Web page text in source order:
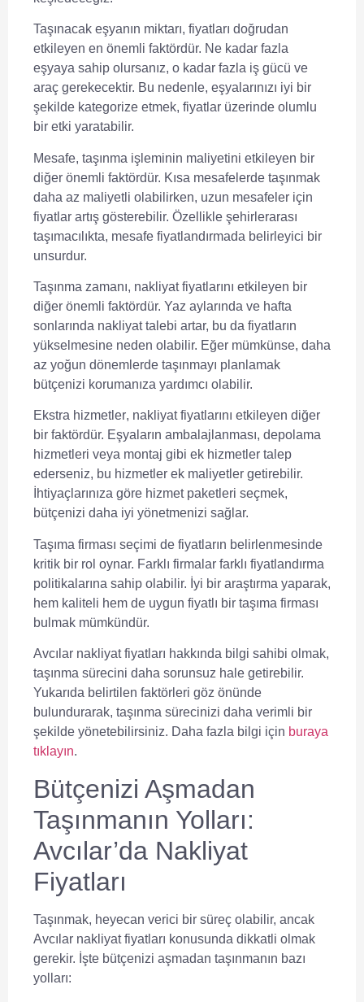
Taşınacak eşyanın miktarı, fiyatları doğrudan
etkileyen en önemli faktördür. Ne kadar fazla
eşyaya sahip olursanız, o kadar fazla iş gücü ve
araç gerekecektir. Bu nedenle, eşyalarınızı iyi bir
şekilde kategorize etmek, fiyatlar üzerinde olumlu
bir etki yaratabilir.
Mesafe, taşınma işleminin maliyetini etkileyen bir
diğer önemli faktördür. Kısa mesafelerde taşınmak
daha az maliyetli olabilirken, uzun mesafeler için
fiyatlar artış gösterebilir. Özellikle şehirlerarası
taşımacılıkta, mesafe fiyatlandırmada belirleyici bir
unsurdur.
Taşınma zamanı, nakliyat fiyatlarını etkileyen bir
diğer önemli faktördür. Yaz aylarında ve hafta
sonlarında nakliyat talebi artar, bu da fiyatların
yükselmesine neden olabilir. Eğer mümkünse, daha
az yoğun dönemlerde taşınmayı planlamak
bütçenizi korumanıza yardımcı olabilir.
Ekstra hizmetler, nakliyat fiyatlarını etkileyen diğer
bir faktördür. Eşyaların ambalajlanması, depolama
hizmetleri veya montaj gibi ek hizmetler talep
ederseniz, bu hizmetler ek maliyetler getirebilir.
İhtiyaçlarınıza göre hizmet paketleri seçmek,
bütçenizi daha iyi yönetmenizi sağlar.
Taşıma firması seçimi de fiyatların belirlenmesinde
kritik bir rol oynar. Farklı firmalar farklı fiyatlandırma
politikalarına sahip olabilir. İyi bir araştırma yaparak,
hem kaliteli hem de uygun fiyatlı bir taşıma firması
bulmak mümkündür.
Avcılar nakliyat fiyatları hakkında bilgi sahibi olmak,
taşınma sürecini daha sorunsuz hale getirebilir.
Yukarıda belirtilen faktörleri göz önünde
bulundurarak, taşınma sürecinizi daha verimli bir
şekilde yönetebilirsiniz. Daha fazla bilgi için buraya
tıklayın.
Bütçenizi Aşmadan
Taşınmanın Yolları:
Avcılar’da Nakliyat
Fiyatları
Taşınmak, heyecan verici bir süreç olabilir, ancak
Avcılar nakliyat fiyatları konusunda dikkatli olmak
gerekir. İşte bütçenizi aşmadan taşınmanın bazı
yolları: